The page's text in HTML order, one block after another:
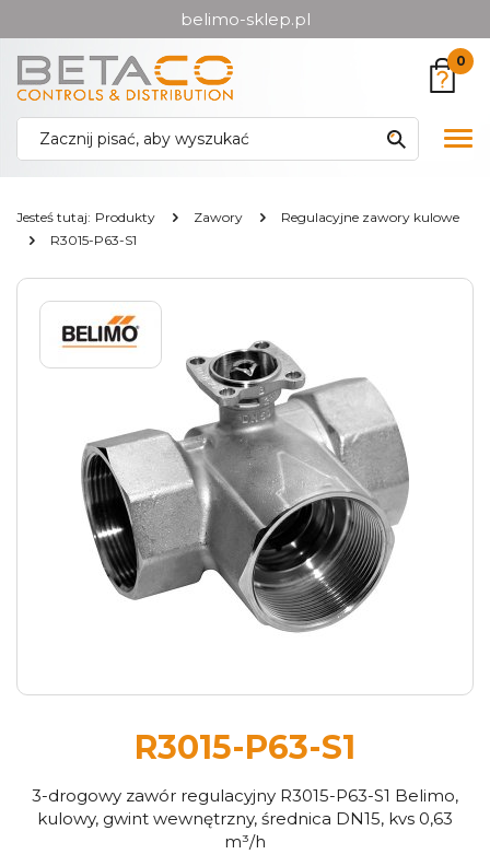
do menu
głównego
do
menu
w
stopce
belimo-sklep.pl
0
Jesteś tutaj: Produkty Zawory
Regulacyjne zawory kulowe
R3015-P63-S1
R3015-P63-S1
3-drogowy zawór regulacyjny R3015-P63-S1 Belimo,
kulowy, gwint wewnętrzny, średnica DN15, kvs 0,63
m³/h